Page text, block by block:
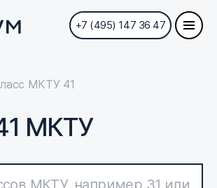
+7 (495) 147 36 47
МКТУ 41
МКТУ